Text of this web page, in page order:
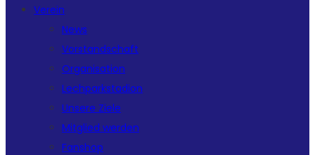
Verein
News
Vorstandschaft
Organisation
Lechparkstadion
Unsere Ziele
Mitglied werden
Fanshop